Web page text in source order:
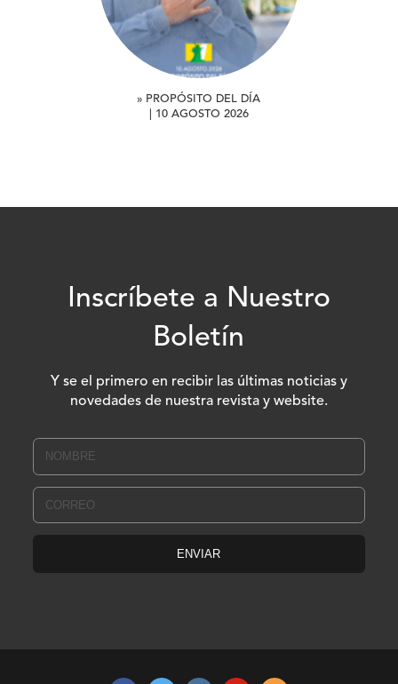
» PROPÓSITO DEL DÍA
| 10 AGOSTO 2026
Inscríbete a Nuestro
Boletín
Y se el primero en recibir las últimas noticias y
novedades de nuestra revista y website.